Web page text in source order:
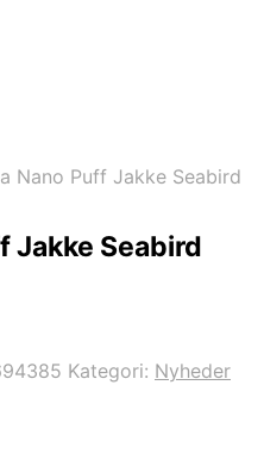
Nano Puff Jakke Seabird
Jakke Seabird
Kategori: Nyheder